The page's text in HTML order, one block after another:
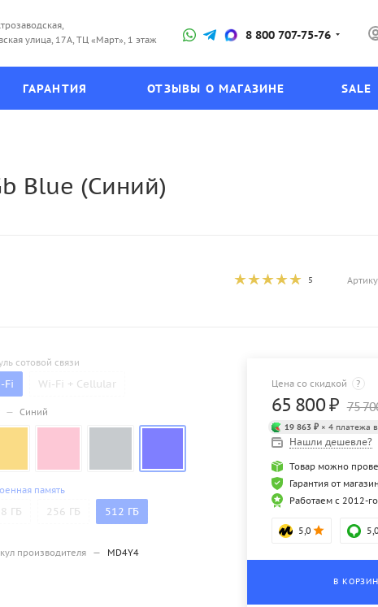
улица, 17А, ТЦ «Март», 1 этаж
8 800 707-75-76
ГАРАНТИЯ ОТЗЫВЫ О МАГАЗИНЕ SALE
Blue (Синий)
5
сотовой связи
Fi Wi-Fi + Cellular
— Синий
память
ГБ 256 ГБ 512 ГБ
производителя — MD4Y4
Цена со скидкой ?
65 800₽ 75
19 863 ₽ × 4 платежа
Нашли дешевле?
Товар можно
Гарантия от
Работаем с 2012-
5,0 5,0
В